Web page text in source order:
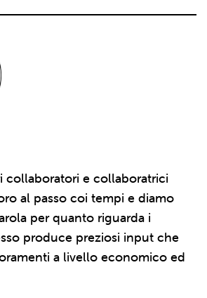
collaboratori e collaboratrici
al passo coi tempi e diamo
per quanto riguarda i
produce preziosi input che
a livello economico ed